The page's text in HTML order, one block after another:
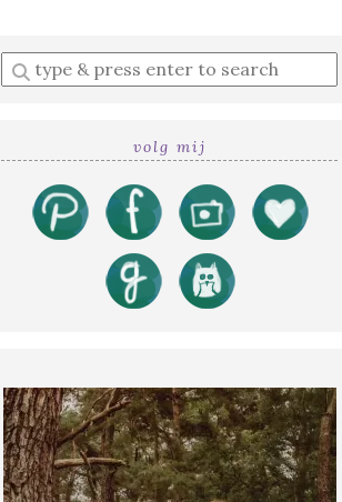
Enter
a
volg mij